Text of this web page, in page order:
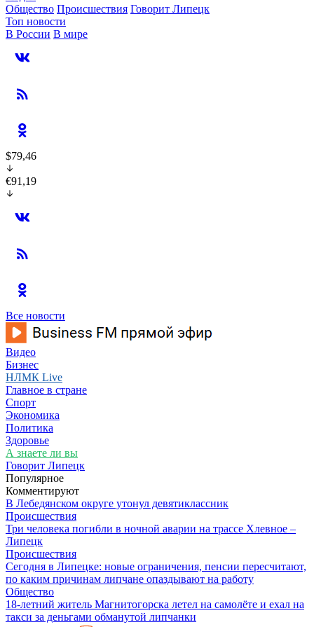
Общество Происшествия Говорит Липецк
Топ новости
В России В мире
$79,46
€91,19
Все новости
Видео
Бизнес
НЛМК Live
Главное в стране
Спорт
Экономика
Политика
Здоровье
А знаете ли вы
Говорит Липецк
Популярное
Комментируют
В Лебедянском округе утонул девятиклассник
Происшествия
Три человека погибли в ночной аварии на трассе Хлевное –
Липецк
Происшествия
Сегодня в Липецке: новые ограничения, пенсии пересчитают,
по каким причинам липчане опаздывают на работу
Общество
18-летний житель Магнитогорска летел на самолёте и ехал на
такси за деньгами обманутой липчанки